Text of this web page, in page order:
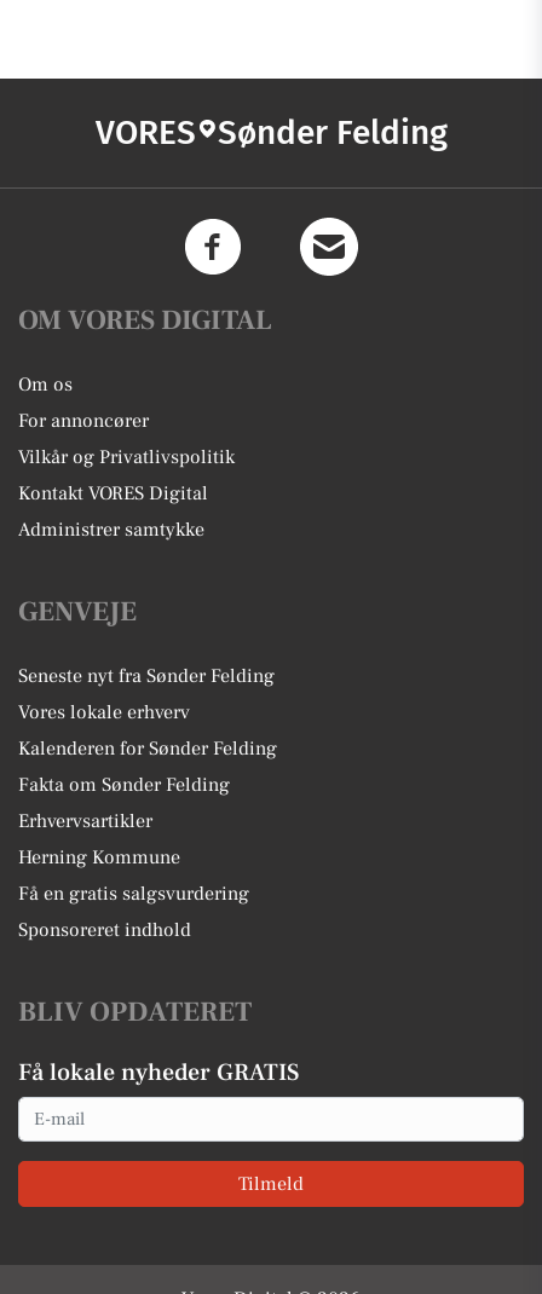
VORES Sønder Felding
OM VORES DIGITAL
Om os
For annoncører
Vilkår og Privatlivspolitik
Kontakt VORES Digital
Administrer samtykke
GENVEJE
Seneste nyt fra Sønder Felding
Vores lokale erhverv
Kalenderen for Sønder Felding
Fakta om Sønder Felding
Erhvervsartikler
Herning Kommune
Få en gratis salgsvurdering
Sponsoreret indhold
BLIV OPDATERET
Få lokale nyheder GRATIS
Email
Tilmeld